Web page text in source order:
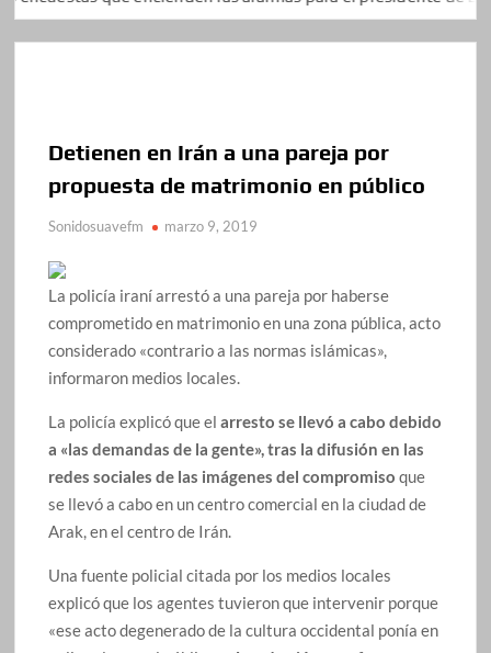
Detienen en Irán a una pareja por
propuesta de matrimonio en público
Sonidosuavefm marzo 9, 2019
La policía iraní arrestó a una pareja por haberse
comprometido en matrimonio en una zona pública, acto
considerado «contrario a las normas islámicas»,
informaron medios locales.
La policía explicó que elarresto se llevó a cabo debido
a «las demandas de la gente», tras la difusión en las
redes sociales de las imágenes del compromiso que
se llevó a cabo en un centro comercial en la ciudad de
Arak, en el centro de Irán.
Una fuente policial citada por los medios locales
explicó que los agentes tuvieron que intervenir porque
«ese acto degenerado de la cultura occidental ponía en